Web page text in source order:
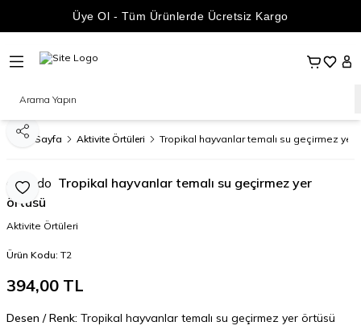
Üye Ol - Tüm Ürünlerde Ücretsiz Kargo
Sepetim
Ana Sayfa Aktivite Örtüleri Tropikal hayvanlar temalı su geçirmez yer
Favoriye Ekle
Paylaş
dofindo Tropikal hayvanlar temalı su geçirmez yer
örtüsü
Aktivite Örtüleri
Ürün Kodu: T2
394,00 TL
Desen / Renk: Tropikal hayvanlar temalı su geçirmez yer örtüsü